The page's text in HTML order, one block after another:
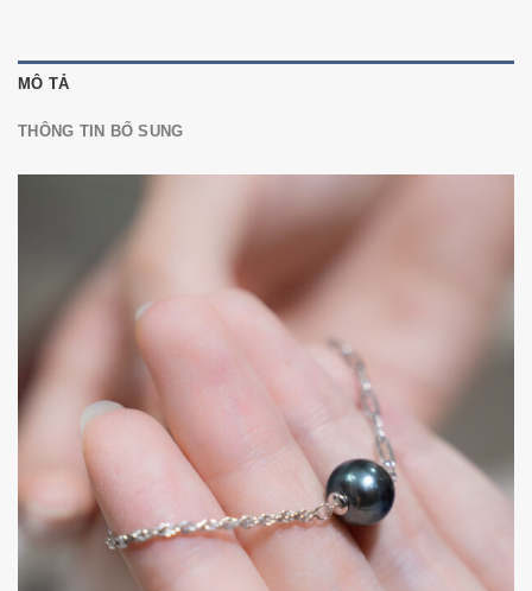
MÔ TẢ
THÔNG TIN BỔ SUNG